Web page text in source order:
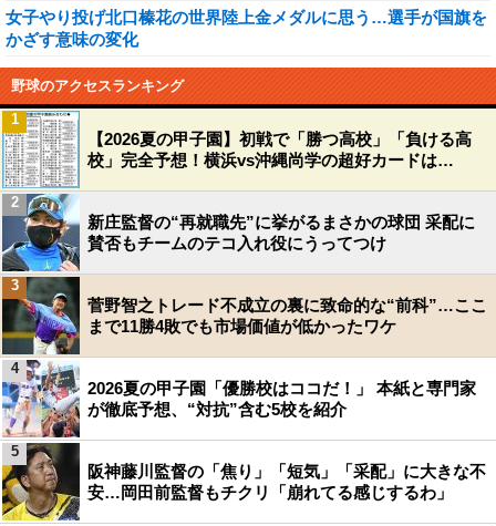
女子やり投げ北口榛花の世界陸上金メダルに思う…選手が国旗を
かざす意味の変化
野球のアクセスランキング
【2026夏の甲子園】初戦で「勝つ高校」「負ける高
校」完全予想！横浜vs沖縄尚学の超好カードは…
1
新庄監督の“再就職先”に挙がるまさかの球団 采配に
賛否もチームのテコ入れ役にうってつけ
2
菅野智之トレード不成立の裏に致命的な“前科”…ここ
まで11勝4敗でも市場価値が低かったワケ
3
2026夏の甲子園「優勝校はココだ！」 本紙と専門家
が徹底予想、“対抗”含む5校を紹介
4
阪神藤川監督の「焦り」「短気」「采配」に大きな不
安…岡田前監督もチクリ「崩れてる感じするわ」
5